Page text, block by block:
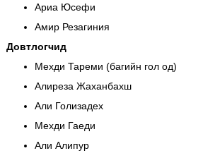
Ариа Юсефи
Амир Резагиния
Довтлогчид
Мехди Тареми (багийн гол од)
Алиреза Жаханбахш
Али Голизадех
Мехди Гаеди
Али Алипур